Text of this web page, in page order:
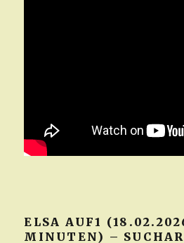
ELSA AUF1
MINUTEN) –